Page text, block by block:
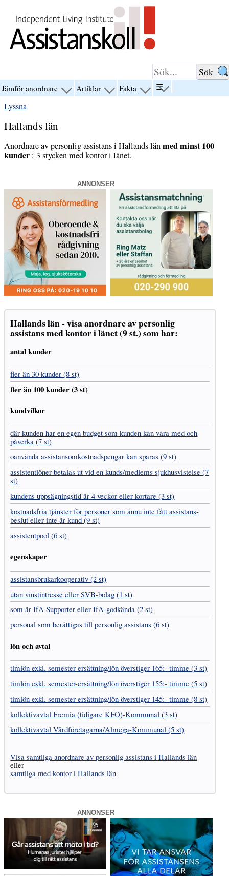
Jämför anordnare visa Artiklar visa Fakta visa
☰visa
menyn
Lyssna
Hallands län
Anordnare av personlig assistans i Hallands länmed minst 100
kunder : 3 stycken med kontor i länet.
ANNONSER
Hallands län - visa anordnare av personlig
assistans med kontor i länet (9 st.) som har:
antal kunder
fler än 30 kunder (8 st)
fler än 100 kunder (3 st)
kundvilkor
där kunden har en egen budget som kunden kan vara med och
påverka (7 st)
oanvända assistans­omkostnads­pengar kan sparas (9 st)
assistent­löner betalas ut vid en kunds/medlems sjukhus­vistelse (7
st)
kundens uppsägnings­tid är 4 veckor eller kortare (3 st)
kostnads­fria tjänster för personer som ännu inte fått assistans­
beslut eller inte är kund (9 st)
assistentpool (6 st)
egenskaper
assistans­brukar­kooperativ (2 st)
utan vinst­intresse eller SVB-bolag (1 st)
som är IfA Supporter eller IfA-godkända (2 st)
personal som berättigas till personlig assistans (6 st)
lön och avtal
timlön exkl. semester-ersättning/lön överstiger 165:- timme (3 st)
timlön exkl. semester-ersättning/lön överstiger 155:- timme (5 st)
timlön exkl. semester-ersättning/lön överstiger 145:- timme (8 st)
kollektivavtal Fremia (tidigare KFO)-Kommunal (3 st)
kollektivavtal Vård­företagarna­/­Almega-Kommunal (5 st)
Visa samtliga anordnare av personlig assistans i Hallands län
eller
samtliga med kontor i Hallands län
ANNONSER